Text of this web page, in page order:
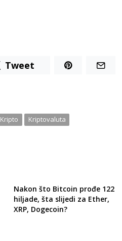
Tweet
Kripto Kriptovaluta
Nakon što Bitcoin prođe 122
hiljade, šta slijedi za Ether,
XRP, Dogecoin?